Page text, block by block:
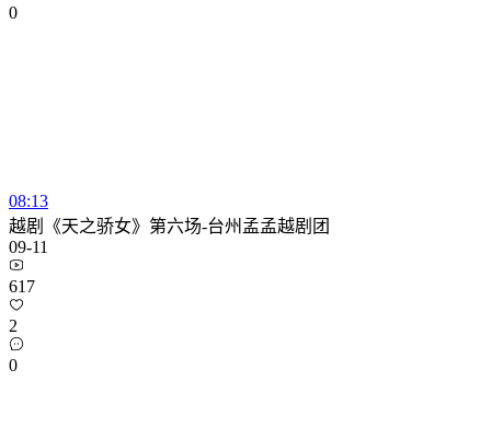
0
08:13
越剧《天之骄女》第六场-台州孟孟越剧团
09-11
617
2
0